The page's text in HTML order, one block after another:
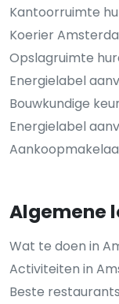
Kantoorruimte
Koerier
Opslagruimte
Energielabel
Bouwkundige
Energielabel
Algemene
Wat te doen in
Activiteiten in
Beste